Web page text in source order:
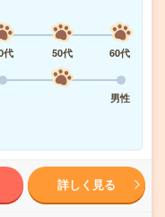
代 50代
60代
男性
詳しく見る